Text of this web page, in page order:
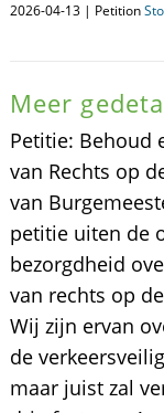
2026-04-13 | Petition
Meer
​Petitie: Behoud
van Rechts op
van
petitie uiten de
bezorgdheid
van rechts op
Wij zijn ervan
de
maar juist zal